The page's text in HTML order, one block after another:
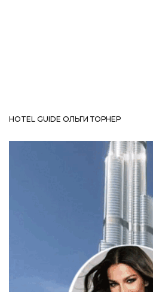
HOTEL GUIDE ОЛЬГИ ТОРНЕР